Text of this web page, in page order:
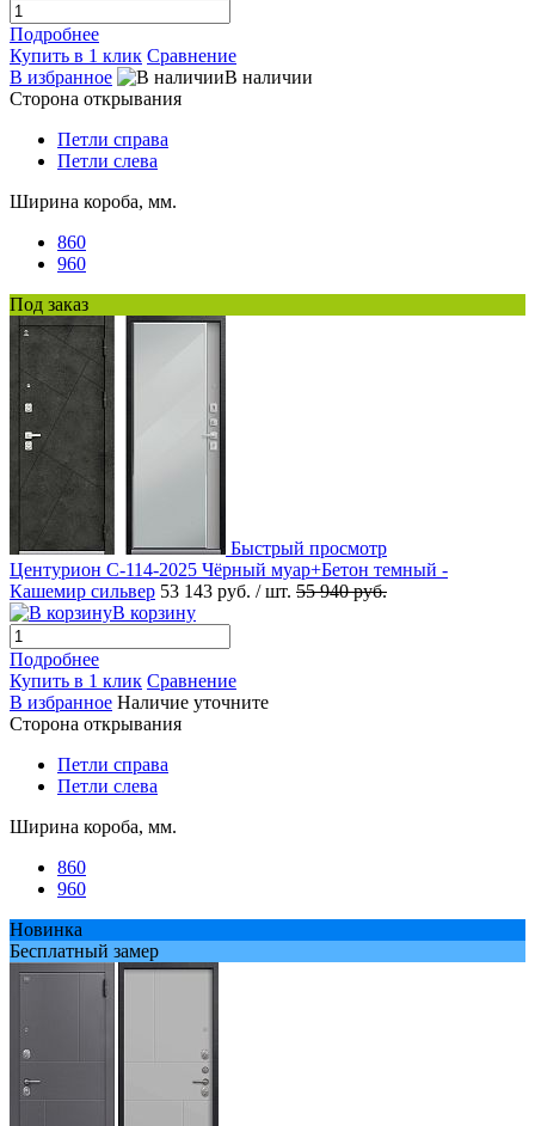
Подробнее
Купить в 1 клик Сравнение
В избранное
В наличии
Сторона открывания
Петли справа
Петли слева
Ширина короба, мм.
860
960
Под заказ
Быстрый просмотр
Центурион С-114-2025 Чёрный муар+Бетон темный -
Кашемир сильвер 53 143 руб. / шт. 55 940 руб.
В корзину
Подробнее
Купить в 1 клик Сравнение
В избранное Наличие уточните
Сторона открывания
Петли справа
Петли слева
Ширина короба, мм.
860
960
Новинка
Бесплатный замер